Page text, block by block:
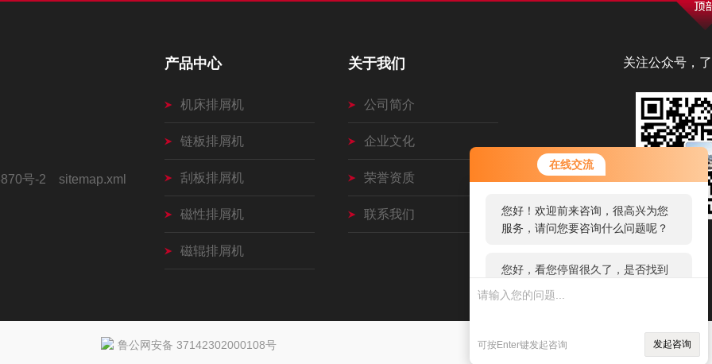
在线交流
您好！欢迎前来咨询，很高兴为您
服务，请问您要咨询什么问题呢？
您好，看您停留很久了，是否找到
了需求产品，您可以直接在线与我
可按Enter键发起咨询 发起咨询
关注公众号，
号-2 sitemap.xml
产品中心
机床排屑机
链板排屑机
刮板排屑机
磁性排屑机
磁辊排屑机
关于我们
公司简介
企业文化
荣誉资质
联系我们
鲁公网安备 37142302000108号